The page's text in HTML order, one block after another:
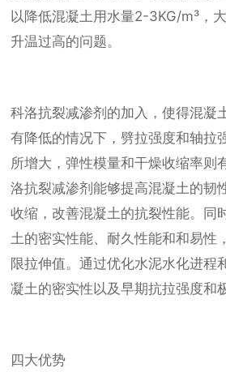
以降低混凝土用水量2-3KG/m³，
升温过高的问题。
科洛抗裂减渗剂的加入，使得混凝
有降低的情况下，劈拉强度和轴拉
所增大，弹性模量和干燥收缩率则
洛抗裂减渗剂能够提高混凝土的韧
收缩，改善混凝土的抗裂性能。同
土的密实性能、耐久性能和和易性
限拉伸值。通过优化水泥水化进程
凝土的密实性以及早期抗拉强度和
四大优势